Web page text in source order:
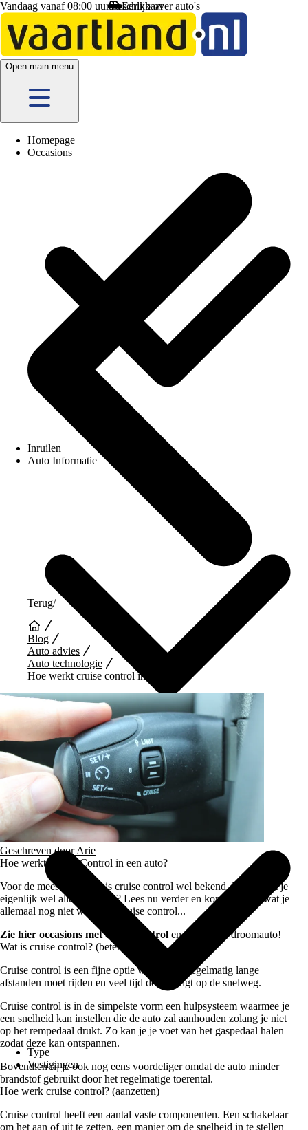
Vandaag vanaf 08:00 uur beschikbaar
Open main menu
Homepage
Occasions
Inruilen
Auto Informatie
Auto Diensten
Type
Vestigingen
Terug/
Blog
Auto advies
Auto technologie
Hoe werkt cruise control in een auto
Geschreven doorArie
Hoe werkt Cruise Control in een auto?
Voor de meeste mensen is cruise control wel bekend. Maar weet je
eigenlijk wel alles hierover? Lees nu verder en kom erachter wat je
allemaal nog niet wist over cruise control...
Zie hier occasions met cruise control en vind jouw droomauto!
Wat is cruise control? (betekenis)
Cruise control is een fijne optie wanneer je regelmatig lange
afstanden moet rijden en veel tijd doorbrengt op de snelweg.
Cruise control is in de simpelste vorm een hulpsysteem waarmee je
een snelheid kan instellen die de auto zal aanhouden zolang je niet
op het rempedaal drukt. Zo kan je je voet van het gaspedaal halen
zodat deze kan ontspannen.
Bovendien rij je ook nog eens voordeliger omdat de auto minder
brandstof gebruikt door het regelmatige toerental.
Hoe werk cruise control? (aanzetten)
Cruise control heeft een aantal vaste componenten. Een schakelaar
om het aan of uit te zetten, een manier om de snelheid in te stellen